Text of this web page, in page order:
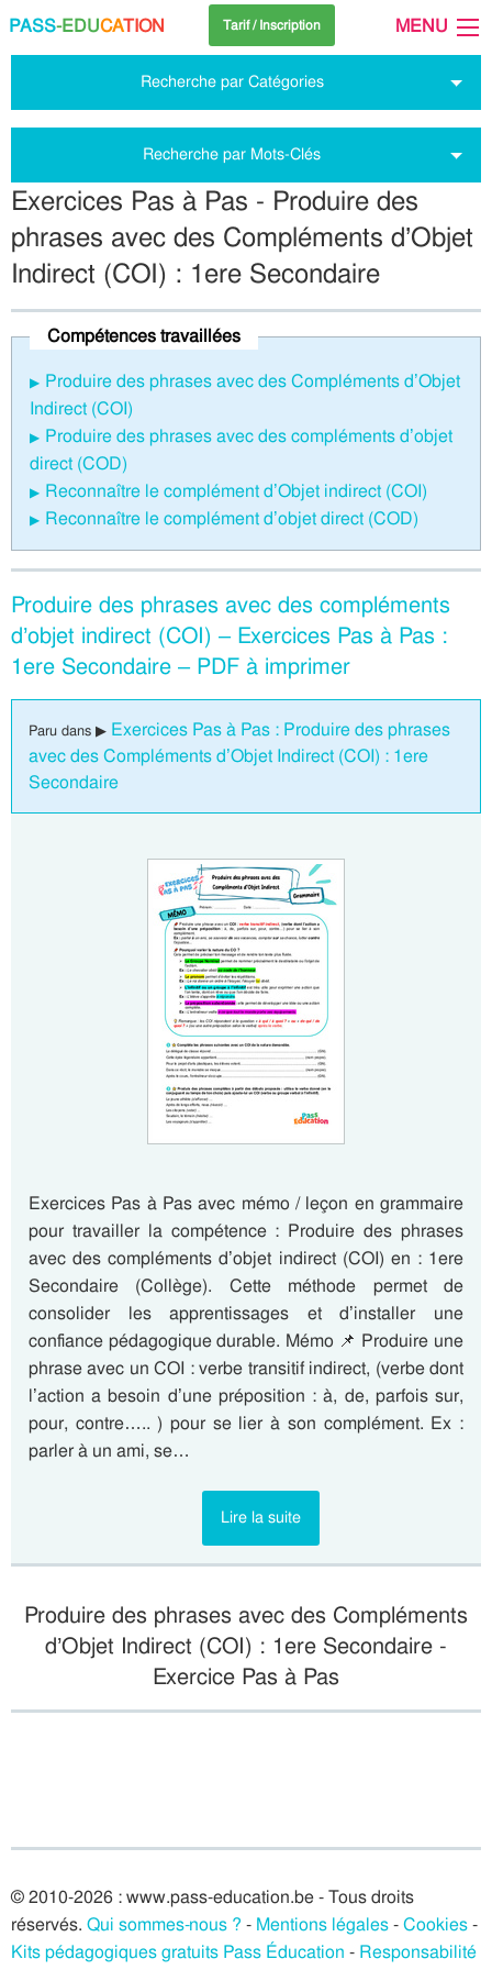
PASS-EDUCATION Tarif / Inscription MENU
Recherche par Catégories
Recherche par Mots-Clés
Exercices Pas à Pas - Produire des
phrases avec des Compléments d’Objet
Indirect (COI) : 1ere Secondaire
Compétences travaillées
Produire des phrases avec des Compléments d’Objet
Indirect (COI)
Produire des phrases avec des compléments d’objet
direct (COD)
Reconnaître le complément d’Objet indirect (COI)
Reconnaître le complément d’objet direct (COD)
Produire des phrases avec des compléments
d’objet indirect (COI) – Exercices Pas à Pas :
1ere Secondaire – PDF à imprimer
Paru dans ▶ Exercices Pas à Pas : Produire des phrases
avec des Compléments d’Objet Indirect (COI) : 1ere
Secondaire
Exercices Pas à Pas avec mémo / leçon en grammaire
pour travailler la compétence : Produire des phrases
avec des compléments d’objet indirect (COI) en : 1ere
Secondaire (Collège). Cette méthode permet de
consolider les apprentissages et d’installer une
confiance pédagogique durable. Mémo 📌 Produire une
phrase avec un COI : verbe transitif indirect, (verbe dont
l’action a besoin d’une préposition : à, de, parfois sur,
pour, contre….. ) pour se lier à son complément. Ex :
parler à un ami, se…
Lire la suite
Produire des phrases avec des Compléments
d’Objet Indirect (COI) : 1ere Secondaire -
Exercice Pas à Pas
© 2010-2026 : www.pass-education.be - Tous droits
réservés. Qui sommes-nous ? - Mentions légales-Cookies-
Kits pédagogiques gratuits Pass Éducation - Responsabilité